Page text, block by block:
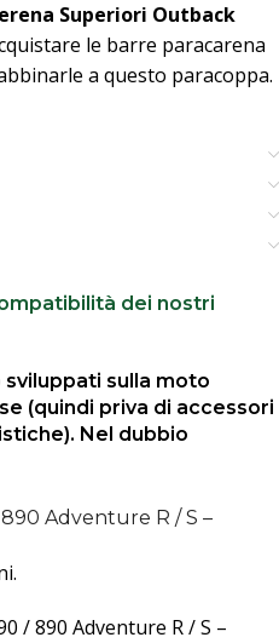
Superiori Outback
le barre paracarena
a questo paracoppa.
dei nostri
sulla moto
(quindi priva di accessori
Nel dubbio
Adventure R / S –
/ 890 Adventure R / S –